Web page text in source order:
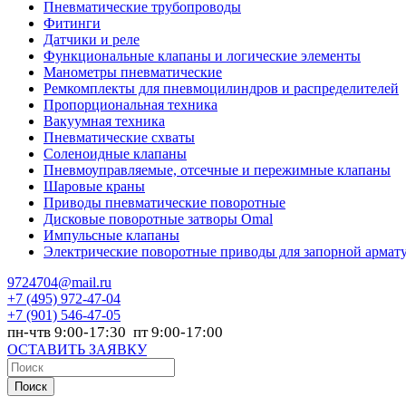
Пневматические трубопроводы
Фитинги
Датчики и реле
Функциональные клапаны и логические элементы
Манометры пневматические
Ремкомплекты для пневмоцилиндров и распределителей
Пропорциональная техника
Вакуумная техника
Пневматические схваты
Соленоидные клапаны
Пневмоуправляемые, отсечные и пережимные клапаны
Шаровые краны
Приводы пневматические поворотные
Дисковые поворотные затворы Omal
Импульсные клапаны
Электрические поворотные приводы для запорной
9724704@mail.ru
+7 (495) 972-47-04
+7 (901) 546-47-05
пн-чтв 9:00-17:30 пт 9:00-17:00
ОСТАВИТЬ ЗАЯВКУ
Поиск